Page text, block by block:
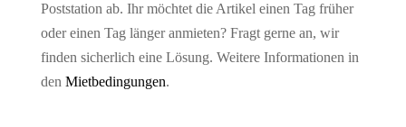
Poststation ab. Ihr möchtet die Artikel einen Tag früher
oder einen Tag länger anmieten? Fragt gerne an, wir
finden sicherlich eine Lösung. Weitere Informationen in
den Mietbedingungen.